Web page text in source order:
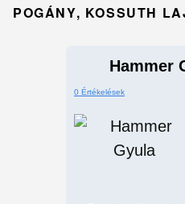
POGÁNY, KOSSUTH
Hammer
0 Értékelések